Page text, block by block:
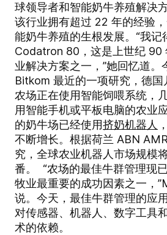
球领导者和智能奶牛养殖解决
该行业拥有超过 22 年的经验
能奶牛养殖的生根发展。“我记
Codatron 80，这是上世纪 90
业解决方案之一，”她回忆道。
Bitkom 最近的一项研究，德国
农场正在使用智能饲喂系统，
用智能手机或平板电脑的农业
的奶牛场已经使用挤奶机器人
不断增长。根据荷兰 ABN
究，全球农业机器人市场规模
番。 “农场的最佳牛群管理现
牧业最重要的成功因素之一，
说。今天，最佳牛群管理的应
对传感器、机器人、数字工具
术的依赖。